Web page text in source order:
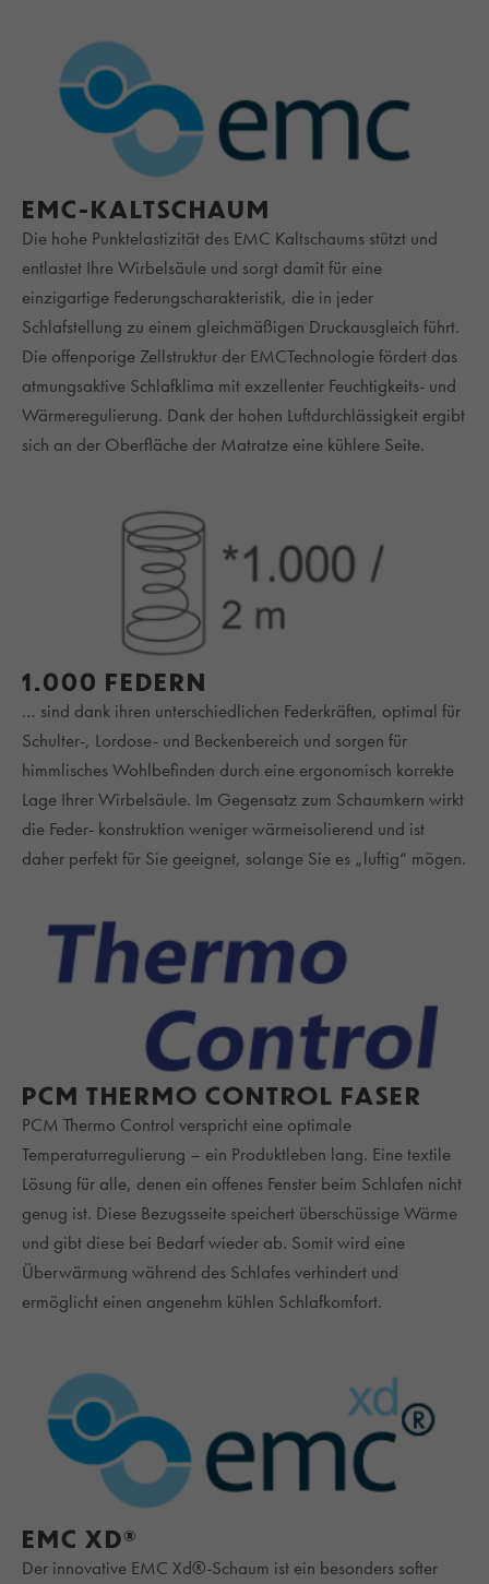
EMC-KALTSCHAUM
Die hohe Punktelastizität des EMC Kaltschaums stützt und
entlastet Ihre Wirbelsäule und sorgt damit für eine
einzigartige Federungscharakteristik, die in jeder
Schlafstellung zu einem gleichmäßigen Druckausgleich führt.
Die offenporige Zellstruktur der EMCTechnologie fördert das
atmungsaktive Schlafklima mit exzellenter Feuchtigkeits- und
Wärmeregulierung. Dank der hohen Luftdurchlässigkeit ergibt
sich an der Oberfläche der Matratze eine kühlere Seite.
1.000 FEDERN
… sind dank ihren unterschiedlichen Federkräften, optimal für
Schulter-, Lordose- und Beckenbereich und sorgen für
himmlisches Wohlbefinden durch eine ergonomisch korrekte
Lage Ihrer Wirbelsäule. Im Gegensatz zum Schaumkern wirkt
die Feder- konstruktion weniger wärmeisolierend und ist
daher perfekt für Sie geeignet, solange Sie es „luftig“ mögen.
PCM THERMO CONTROL FASER
PCM Thermo Control verspricht eine optimale
Temperaturregulierung – ein Produktleben lang. Eine textile
Lösung für alle, denen ein offenes Fenster beim Schlafen nicht
genug ist. Diese Bezugsseite speichert überschüssige Wärme
und gibt diese bei Bedarf wieder ab. Somit wird eine
Überwärmung während des Schlafes verhindert und
ermöglicht einen angenehm kühlen Schlafkomfort.
EMC XD®
Der innovative EMC Xd®-Schaum ist ein besonders softer